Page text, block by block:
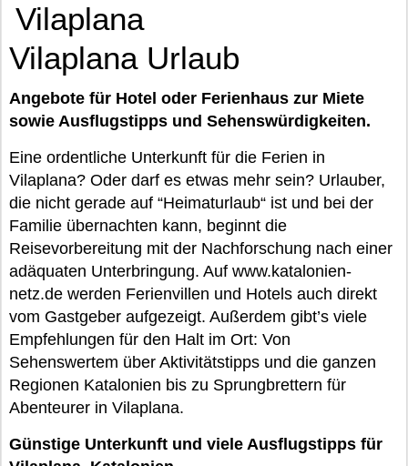
Vilaplana
Vilaplana Urlaub
Angebote für Hotel oder Ferienhaus zur Miete
sowie Ausflugstipps und Sehenswürdigkeiten.
Eine ordentliche Unterkunft für die Ferien in
Vilaplana? Oder darf es etwas mehr sein? Urlauber,
die nicht gerade auf “Heimaturlaub“ ist und bei der
Familie übernachten kann, beginnt die
Reisevorbereitung mit der Nachforschung nach einer
adäquaten Unterbringung. Auf www.katalonien-
netz.de werden Ferienvillen und Hotels auch direkt
vom Gastgeber aufgezeigt. Außerdem gibt’s viele
Empfehlungen für den Halt im Ort: Von
Sehenswertem über Aktivitätstipps und die ganzen
Regionen Katalonien bis zu Sprungbrettern für
Abenteurer in Vilaplana.
Günstige Unterkunft und viele Ausflugstipps für